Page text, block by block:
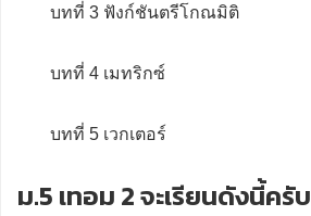
บทที่ 3 ฟังก์ชันตรีโกณมิติ
บทที่ 4 เมทริกซ์
บทที่ 5 เวกเตอร์
ม.5 เทอม 2 จะเรียนดังนี้ครับ